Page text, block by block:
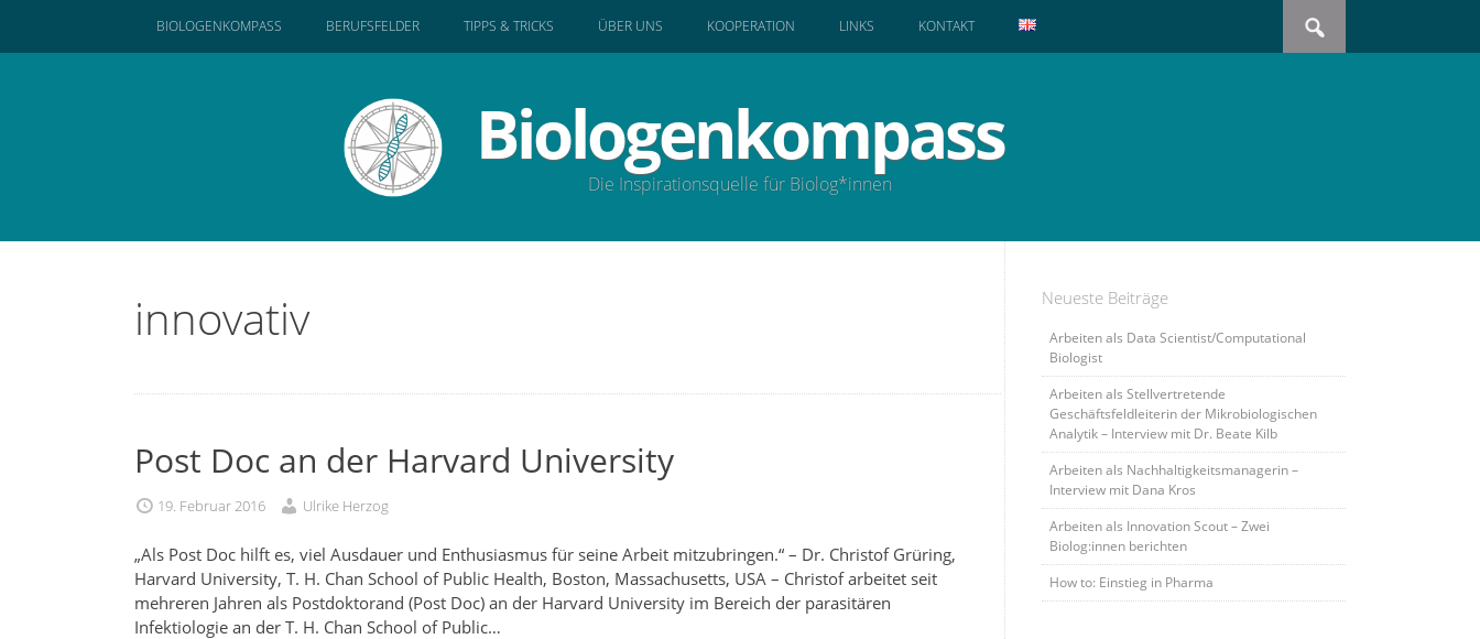
Search
for:
SKIP
BIOLOGENKOMPASS BERUFSFELDER TIPPS & TRICKS ÜBER UNS KOOPERATION LINKS KONTAKT
Biologenkompass
Die Inspirationsquelle für Biolog*innen
innovativ
Post Doc an der Harvard University
19. Februar 2016 Ulrike Herzog
„Als Post Doc hilft es, viel Ausdauer und Enthusiasmus für seine Arbeit mitzubringen.“ – Dr. Christof Grüring,
Harvard University, T. H. Chan School of Public Health, Boston, Massachusetts, USA – Christof arbeitet seit
mehreren Jahren als Postdoktorand (Post Doc) an der Harvard University im Bereich der parasitären
Infektiologie an der T. H. Chan School of Public…
Neueste Beiträge
Arbeiten als Data Scientist/Computational
Biologist
Arbeiten als Stellvertretende
Geschäftsfeldleiterin der Mikrobiologischen
Analytik – Interview mit Dr. Beate Kilb
Arbeiten als Nachhaltigkeitsmanagerin –
Interview mit Dana Kros
Arbeiten als Innovation Scout – Zwei
Biolog:innen berichten
How to: Einstieg in Pharma